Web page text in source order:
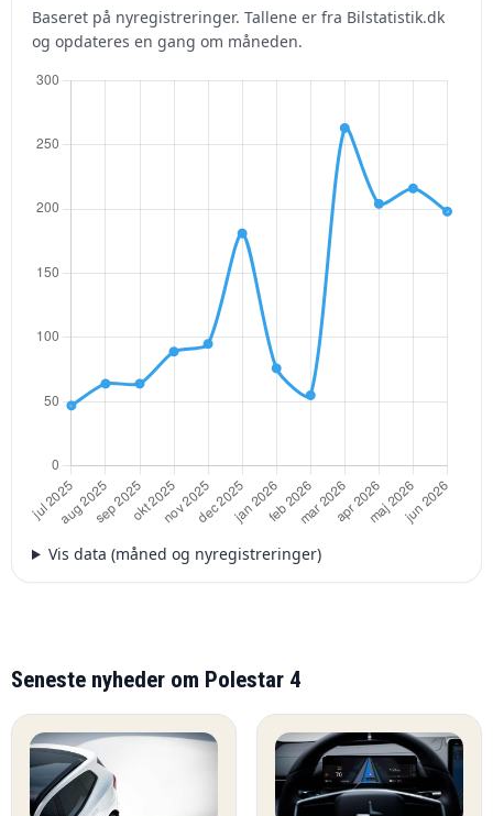
Baseret på nyregistreringer. Tallene er fra Bilstatistik.dk
og opdateres en gang om måneden.
Vis data (måned og nyregistreringer)
Seneste nyheder om Polestar 4